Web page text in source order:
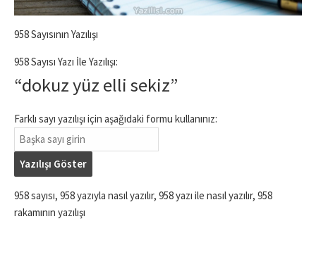
958 Sayısının Yazılışı
958 Sayısı Yazı İle Yazılışı:
“dokuz yüz elli sekiz”
Farklı sayı yazılışı için aşağıdaki formu kullanınız:
Yazılışı Göster
958 sayısı, 958 yazıyla nasıl yazılır, 958 yazı ile nasıl yazılır, 958
rakamının yazılışı